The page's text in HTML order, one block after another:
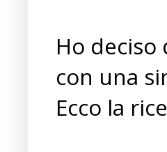
Ho
con una
Ecco la